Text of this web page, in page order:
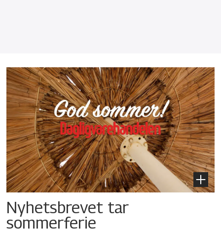
Nyhetsbrevet tar
sommerferie